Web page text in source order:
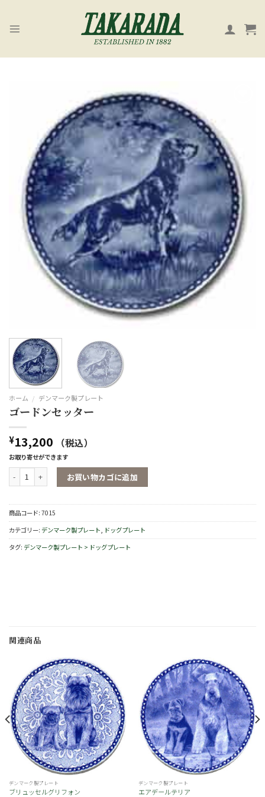
content
ホーム / デンマーク製プレート
ゴードンセッター
¥13,200 （税込）
お取り寄せができます
ゴードンセッター個お買い物カゴに追加
商品コード: 7015
カテゴリー: デンマーク製プレート, ドッグプレート
タグ: デンマーク製プレート > ドッグプレート
関連商品
お
気
に
入
り
デンマーク製プレート
ブリュッセルグリフォン
お
気
に
入
り
デンマーク製プレート
エアデールテリア